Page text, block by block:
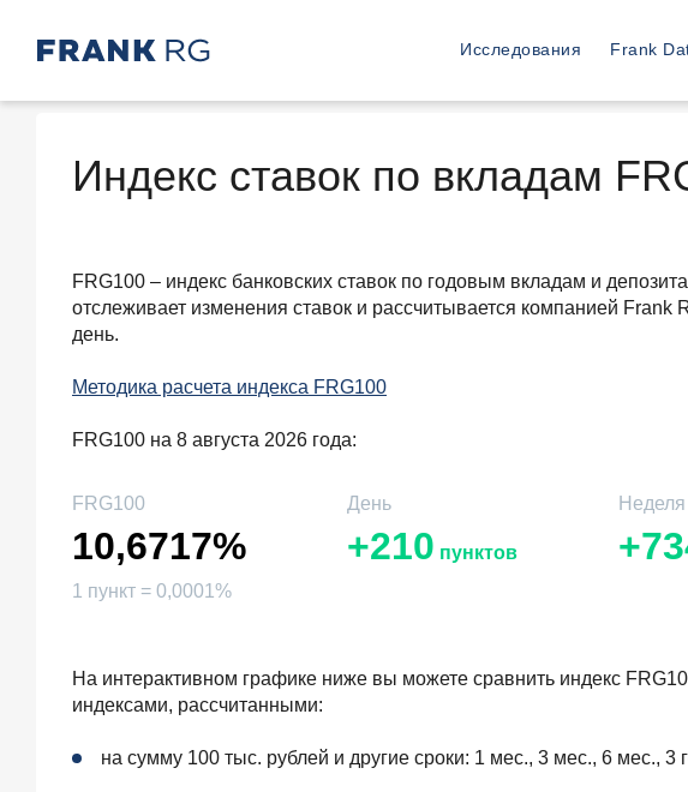
Исследования Frank
Индекс ставок по вкладам
FRG100 – индекс банковских ставок по годовым вкладам и
отслеживает изменения ставок и рассчитывается компанией
день.
Методика расчета индекса FRG100
FRG100 на 8 августа 2026 года:
FRG100 День Неделя
10,6717% +210 пунктов
1 пункт = 0,0001%
На интерактивном графике ниже вы можете сравнить индекс
индексами, рассчитанными:
на сумму 100 тыс. рублей и другие сроки: 1 мес., 3 мес., 6 мес., 3